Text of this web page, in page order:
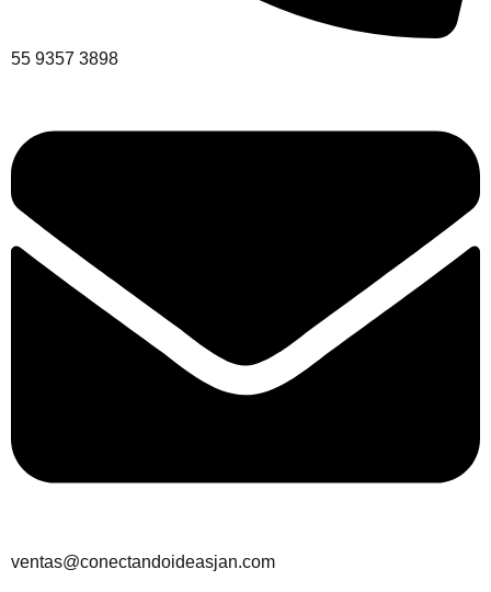
55 9357 3898
ventas@conectandoideasjan.com